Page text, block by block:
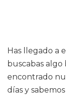
Has llegado a
buscabas
encontrado
días y